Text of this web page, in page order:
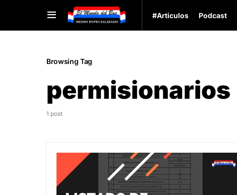
#Articulos Podcast
Browsing Tag
permisionarios
1 post